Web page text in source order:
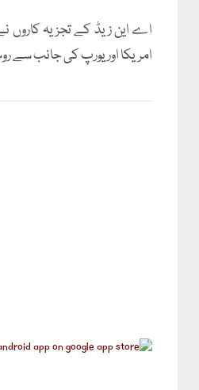
امریکا اور یورپ کی جانب سے